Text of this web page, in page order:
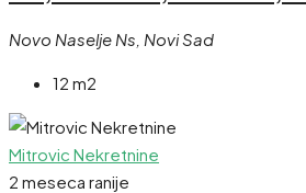
Novo Naselje Ns, Novi Sad
12 m2
Mitrovic Nekretnine
2 meseca ranije